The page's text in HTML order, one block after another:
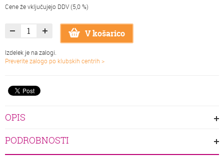
Cene že vključujejo DDV (5,0 %)
V košarico
Izdelek je na zalogi.
Preverite zalogo po klubskih centrih >
OPIS
PODROBNOSTI